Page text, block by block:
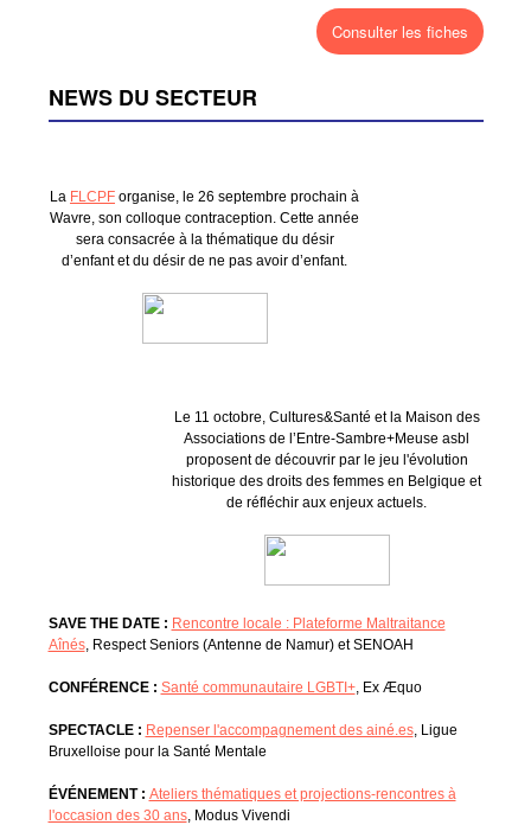
Consulter les fiches
NEWS DU SECTEUR
La FLCPF organise, le 26 septembre prochain à
Wavre, son colloque contraception. Cette année
sera consacrée à la thématique du désir
d’enfant et du désir de ne pas avoir d’enfant.
Le 11 octobre, Cultures&Santé et la Maison des
Associations de l’Entre-Sambre+Meuse asbl
proposent de découvrir par le jeu l'évolution
historique des droits des femmes en Belgique et
de réfléchir aux enjeux actuels.
SAVE THE DATE : Rencontre locale : Plateforme Maltraitance
Aînés, Respect Seniors (Antenne de Namur) et SENOAH
CONFÉRENCE : Santé communautaire LGBTI+, Ex Æquo
SPECTACLE : Repenser l'accompagnement des ainé.es, Ligue
Bruxelloise pour la Santé Mentale
ÉVÉNEMENT : Ateliers thématiques et projections-rencontres à
l'occasion des 30 ans, Modus Vivendi